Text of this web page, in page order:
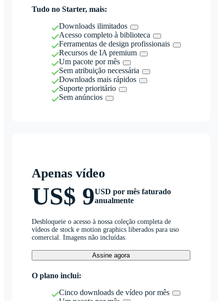
Tudo no Starter, mais:
Downloads ilimitados
Acesso completo à biblioteca
Ferramentas de design profissionais
Recursos de IA premium
Um pacote por mês
Sem atribuição necessária
Downloads mais rápidos
Suporte prioritário
Sem anúncios
Apenas vídeo
US$ 9USD por mês faturado
anualmente
Desbloqueie o acesso à nossa coleção completa de
vídeos de stock e motion graphics liberados para uso
comercial. Imagens não incluídas.
Assine agora
O plano inclui:
Cinco downloads de vídeo por mês